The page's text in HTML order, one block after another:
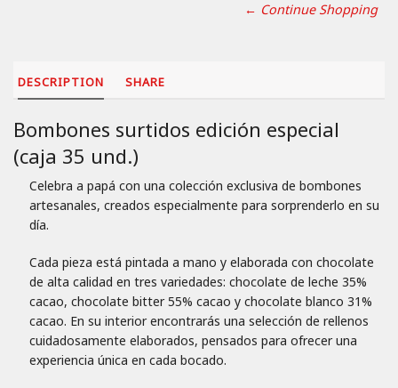
← Continue Shopping
DESCRIPTION SHARE
Bombones surtidos edición especial
(caja 35 und.)
Celebra a papá con una colección exclusiva de bombones
artesanales, creados especialmente para sorprenderlo en su
día.
Cada pieza está pintada a mano y elaborada con chocolate
de alta calidad en tres variedades: chocolate de leche 35%
cacao, chocolate bitter 55% cacao y chocolate blanco 31%
cacao. En su interior encontrarás una selección de rellenos
cuidadosamente elaborados, pensados para ofrecer una
experiencia única en cada bocado.